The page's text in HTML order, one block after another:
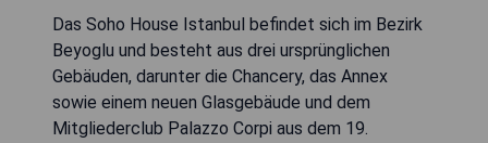
Das Soho House Istanbul befindet sich im Bezirk
Beyoglu und besteht aus drei ursprünglichen
Gebäuden, darunter die Chancery, das Annex
sowie einem neuen Glasgebäude und dem
Mitgliederclub Palazzo Corpi aus dem 19.